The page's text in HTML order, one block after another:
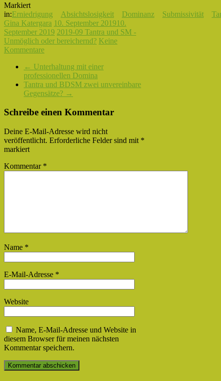
Markiert
in:Erniedrigung Absichtslosigkeit Dominanz Submissivität
Gina Katergara 10. September 201910.
September 2019 2019-09 Tantra und SM -
Unmöglich oder bereichernd? Keine
Kommentare
← Unterhaltung mit einer
professionellen Domina
Tantra und BDSM zwei unvereinbare
Gegensätze? →
Schreibe einen Kommentar
Deine E-Mail-Adresse wird nicht
veröffentlicht. Erforderliche Felder sind mit *
markiert
Kommentar *
Name *
E-Mail-Adresse *
Website
Name, E-Mail-Adresse und Website in
diesem Browser für meinen nächsten
Kommentar speichern.